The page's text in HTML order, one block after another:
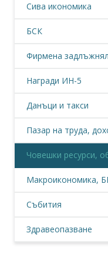
Сива икономика
БСК
Фирмена
Награди ИН-5
Данъци и такси
Пазар на труда,
Човешки ресурси,
Макроикономика,
Събития
Здравеопазване